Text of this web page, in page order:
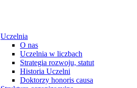
Uczelnia
O nas
Uczelnia w liczbach
Strategia rozwoju, statut
Historia Uczelni
Doktorzy honoris causa